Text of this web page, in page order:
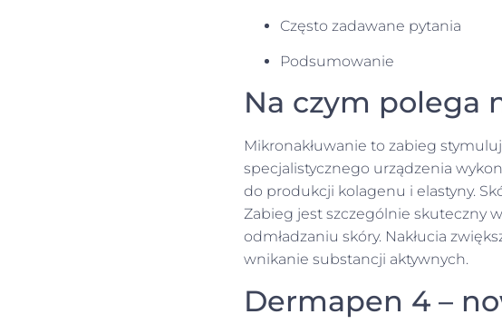
Często zadawane pytania
Podsumowanie
Na czym polega
Mikronakłuwanie to zabieg
specjalistycznego urządzenia
do produkcji kolagenu i elastyny.
Zabieg jest szczególnie skuteczny
odmładzaniu skóry. Nakłucia
wnikanie substancji aktywnych.
Dermapen 4 –